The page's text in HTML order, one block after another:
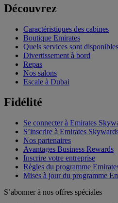
Découvrez
Caractéristiques des cabines
Boutique Emirates
Quels services sont
Divertissement à bord
Repas
Nos salons
Escale à Dubai
Fidélité
Se connecter à Emirates
S’inscrire à Emirates
Nos partenaires
Avantages Business Rewards
Inscrire votre entreprise
Règles du programme
Mises à jour du programme
S’abonner à nos offres spéciales